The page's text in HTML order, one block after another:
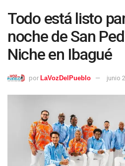
Todo está listo
noche de San
Niche en Ibagué
por LaVozDelPueblo junio